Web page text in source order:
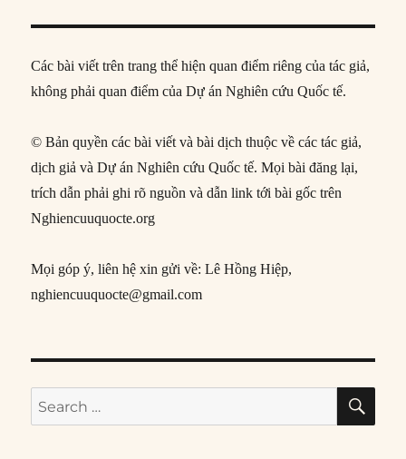
Các bài viết trên trang thể hiện quan điểm riêng của tác giả,
không phải quan điểm của Dự án Nghiên cứu Quốc tế.
© Bản quyền các bài viết và bài dịch thuộc về các tác giả,
dịch giả và Dự án Nghiên cứu Quốc tế. Mọi bài đăng lại,
trích dẫn phải ghi rõ nguồn và dẫn link tới bài gốc trên
Nghiencuuquocte.org
Mọi góp ý, liên hệ xin gửi về: Lê Hồng Hiệp,
nghiencuuquocte@gmail.com
Search
for: